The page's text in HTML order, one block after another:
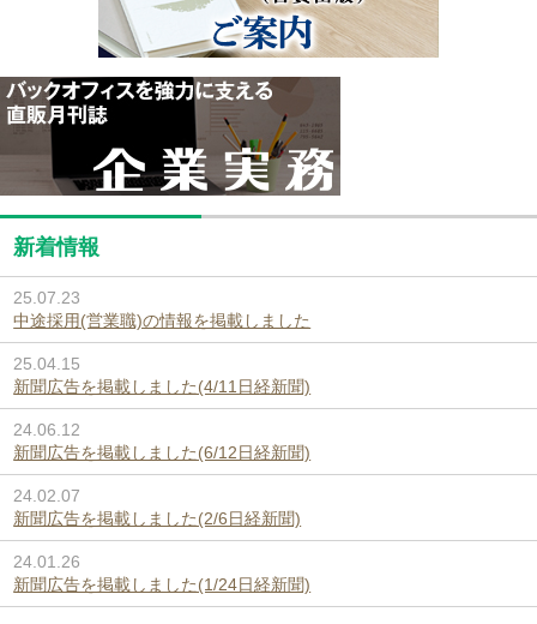
新着情報
25.07.23
中途採用(営業職)の情報を掲載しました
25.04.15
新聞広告を掲載しました(4/11日経新聞)
24.06.12
新聞広告を掲載しました(6/12日経新聞)
24.02.07
新聞広告を掲載しました(2/6日経新聞)
24.01.26
新聞広告を掲載しました(1/24日経新聞)